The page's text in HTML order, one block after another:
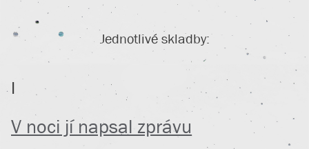
Jednotlivé skladby:
I
V noci jí napsal zprávu